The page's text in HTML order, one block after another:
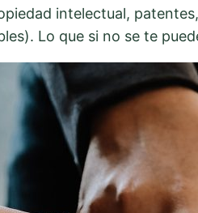
intelectual,
Lo que si no se te